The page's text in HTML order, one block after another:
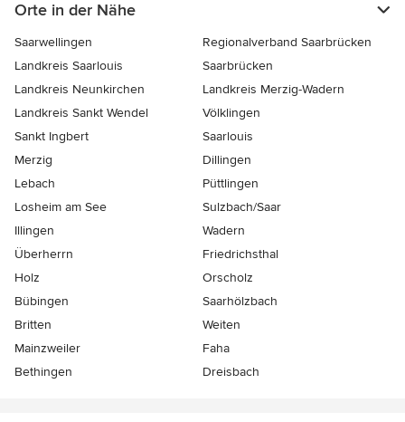
Orte in der Nähe
Saarwellingen
Regionalverband Saarbrücken
Landkreis Saarlouis
Saarbrücken
Landkreis Neunkirchen
Landkreis Merzig-Wadern
Landkreis Sankt Wendel
Völklingen
Sankt Ingbert
Saarlouis
Merzig
Dillingen
Lebach
Püttlingen
Losheim am See
Sulzbach/Saar
Illingen
Wadern
Überherrn
Friedrichsthal
Holz
Orscholz
Bübingen
Saarhölzbach
Britten
Weiten
Mainzweiler
Faha
Bethingen
Dreisbach